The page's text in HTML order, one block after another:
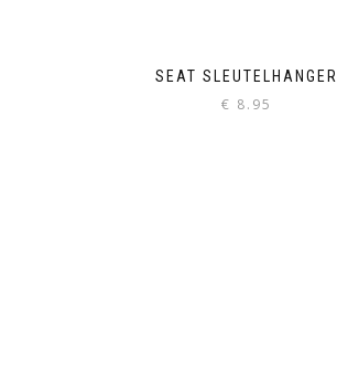
SEAT SLEUTELHANGER
€ 8.95